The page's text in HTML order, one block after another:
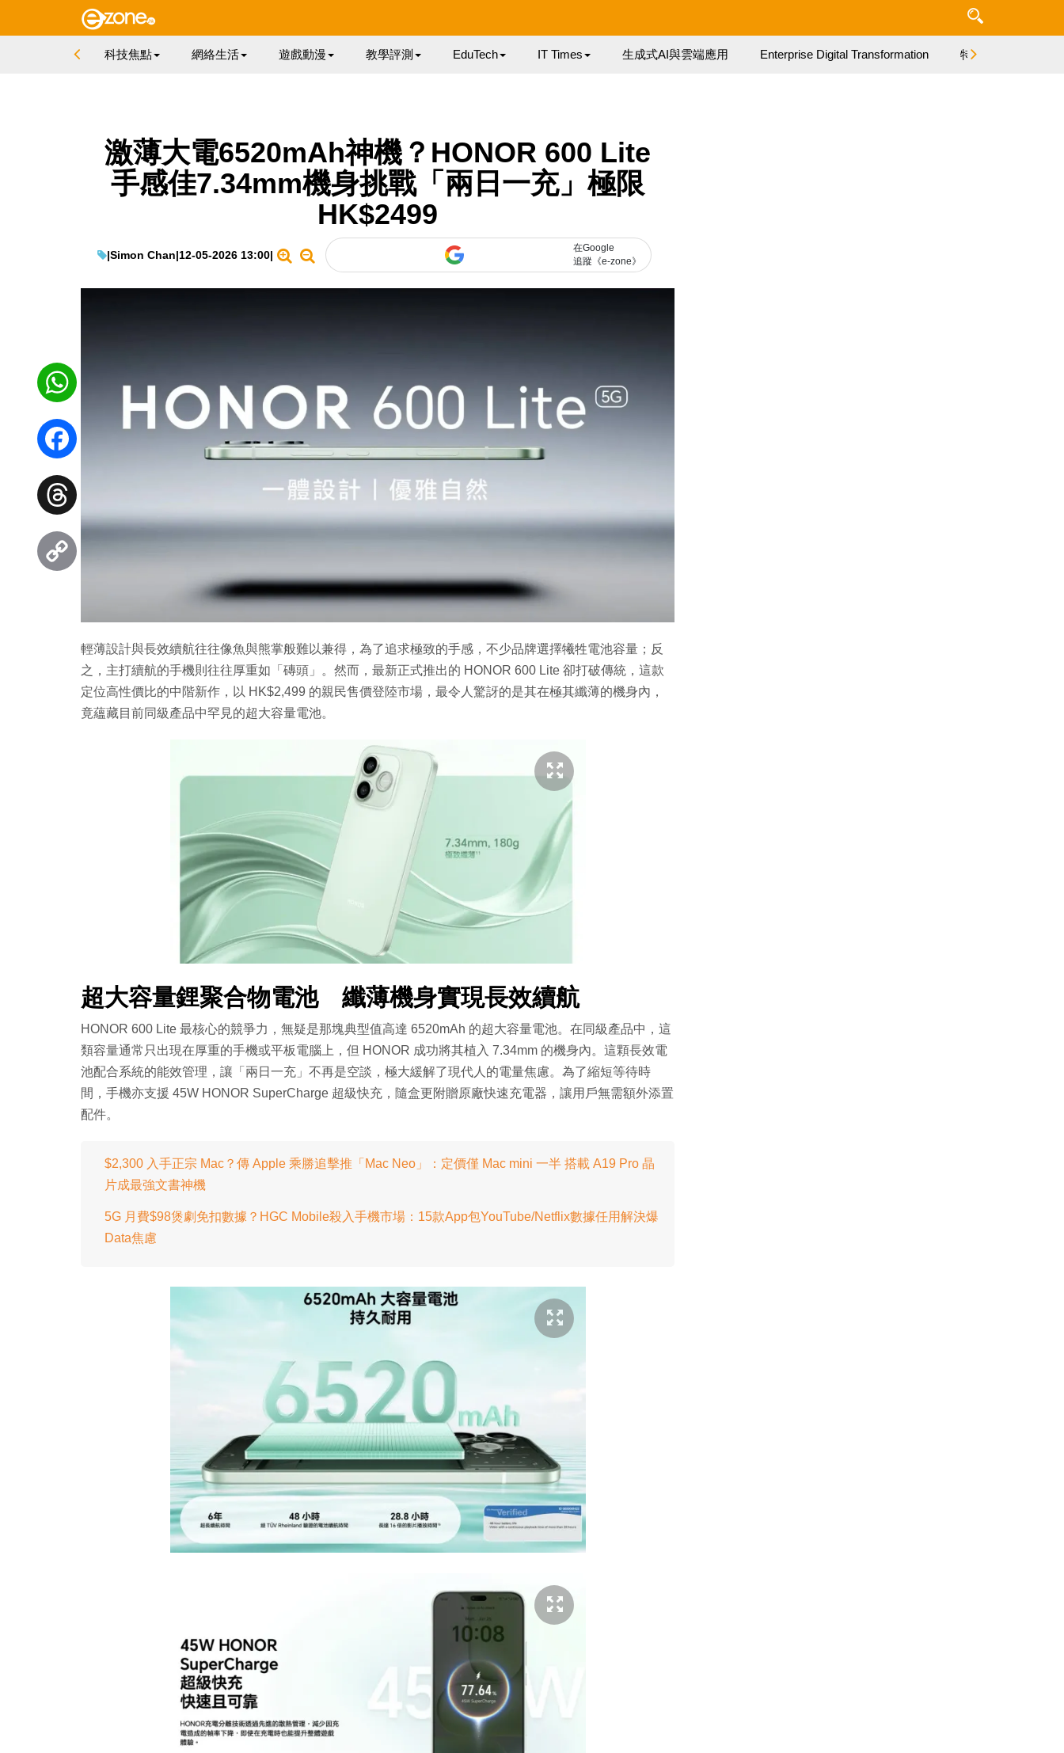
科技焦點 網絡生活 遊戲動漫 教學評測 EduTech IT Times 生成式AI與雲端應用 Enterprise Digital Transformation 特集
激薄大電6520mAh神機？HONOR 600 Lite
手感佳7.34mm機身挑戰「兩日一充」極限
HK$2499
|Simon Chan|12-05-2026 13:00|
在Google
追蹤《e-zone》
輕薄設計與長效續航往往像魚與熊掌般難以兼得，為了追求極致的手感，不少品牌選擇犧牲電池容量；反
之，主打續航的手機則往往厚重如「磚頭」。然而，最新正式推出的 HONOR 600 Lite 卻打破傳統，這款
定位高性價比的中階新作，以 HK$2,499 的親民售價登陸市場，最令人驚訝的是其在極其纖薄的機身內，
竟蘊藏目前同級產品中罕見的超大容量電池。
超大容量鋰聚合物電池 纖薄機身實現長效續航
HONOR 600 Lite 最核心的競爭力，無疑是那塊典型值高達 6520mAh 的超大容量電池。在同級產品中，這
類容量通常只出現在厚重的手機或平板電腦上，但 HONOR 成功將其植入 7.34mm 的機身內。這顆長效電
池配合系統的能效管理，讓「兩日一充」不再是空談，極大緩解了現代人的電量焦慮。為了縮短等待時
間，手機亦支援 45W HONOR SuperCharge 超級快充，隨盒更附贈原廠快速充電器，讓用戶無需額外添置
配件。
$2,300 入手正宗 Mac？傳 Apple 乘勝追擊推「Mac Neo」：定價僅 Mac mini 一半 搭載 A19 Pro 晶
片成最強文書神機
5G 月費$98煲劇免扣數據？HGC Mobile殺入手機市場：15款App包YouTube/Netflix數據任用解決爆
Data焦慮
WhatsApp
Facebook
Threads
Link